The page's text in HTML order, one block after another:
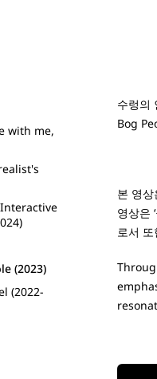
with me,
Interactive
(2023)
(2022-
수렁의
Bog
본 영
영상은
로서